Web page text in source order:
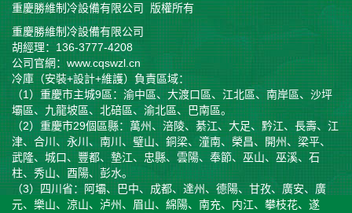
重慶勝維制冷設備有限公司 版權所有
重慶勝維制冷設備有限公司
胡經理：136-3777-4208
公司官網：www.cqswzl.cn
冷庫（安裝+設計+維護）負責區域：
（1）重慶市主城9區：渝中區、大渡口區、江北區、南岸區、沙坪
壩區、九龍坡區、北碚區、渝北區、巴南區。
（2）重慶市29個區縣：萬州、涪陵、綦江、大足、黔江、長壽、江
津、合川、永川、南川、璧山、銅梁、潼南、榮昌、開州、梁平、
武隆、城口、豐都、墊江、忠縣、雲陽、奉節、巫山、巫溪、石
柱、秀山、酉陽、彭水。
（3）四川省：阿壩、巴中、成都、達州、德陽、甘孜、廣安、廣
元、樂山、涼山、泸州、眉山、綿陽、南充、内江、攀枝花、遂